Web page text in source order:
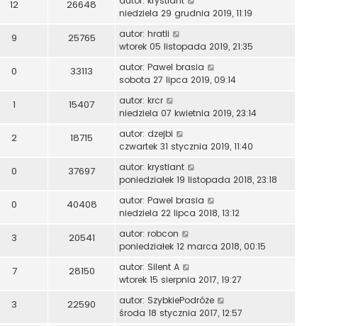
12 26648
niedziela 29 grudnia 2019, 11:19
9 25765 autor: hratli
wtorek 05 listopada 2019, 21:35
0 33113 autor: Pawel brasia
sobota 27 lipca 2019, 09:14
1 15407 autor: krcr
niedziela 07 kwietnia 2019, 23:14
2 18715 autor: dzejbi
czwartek 31 stycznia 2019, 11:40
0 37697 autor: krystiant
poniedziałek 19 listopada 2018, 23:18
0 40408 autor: Pawel brasia
niedziela 22 lipca 2018, 13:12
3 20541 autor: robcon
poniedziałek 12 marca 2018, 00:15
7 28150 autor: Silent A
wtorek 15 sierpnia 2017, 19:27
3 22590 autor: SzybkiePodróże
środa 18 stycznia 2017, 12:57